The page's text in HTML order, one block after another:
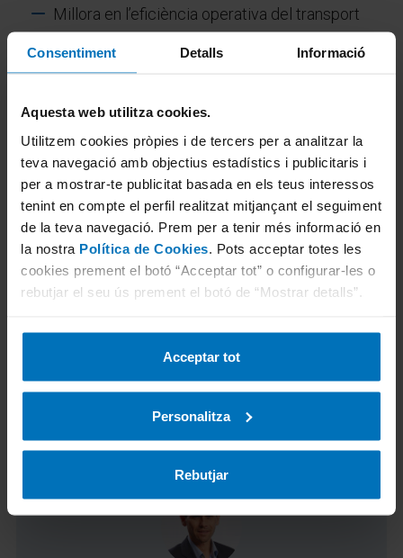
Consentiment Detalls Informació
Aquesta web utilitza cookies.
Utilitzem cookies pròpies i de tercers per a analitzar la
teva navegació amb objectius estadístics i publicitaris i
per a mostrar-te publicitat basada en els teus interessos
tenint en compte el perfil realitzat mitjançant el seguiment
de la teva navegació. Prem per a tenir més informació en
la nostra Política de Cookies . Pots acceptar totes les
cookies prement el botó “Acceptar tot” o configurar-les o
rebutjar el seu ús prement el botó de “Mostrar detalls”.
Acceptar tot
Personalitza
Rebutjar
Millora en l’eficiència operativa del transport
Igualtat de condicions en l’àmbit nacional i
A TÜV Rheinland considerem que cada inspecció és
una oportunitat per reforçar la seguretat a la
carretera. En un sector on cada parada compta,
disposar de procediments rigorosos i alineats amb
Europa és clau per avançar cap a un transport més
segur, transparent i eficient.
Concertar cita ITV